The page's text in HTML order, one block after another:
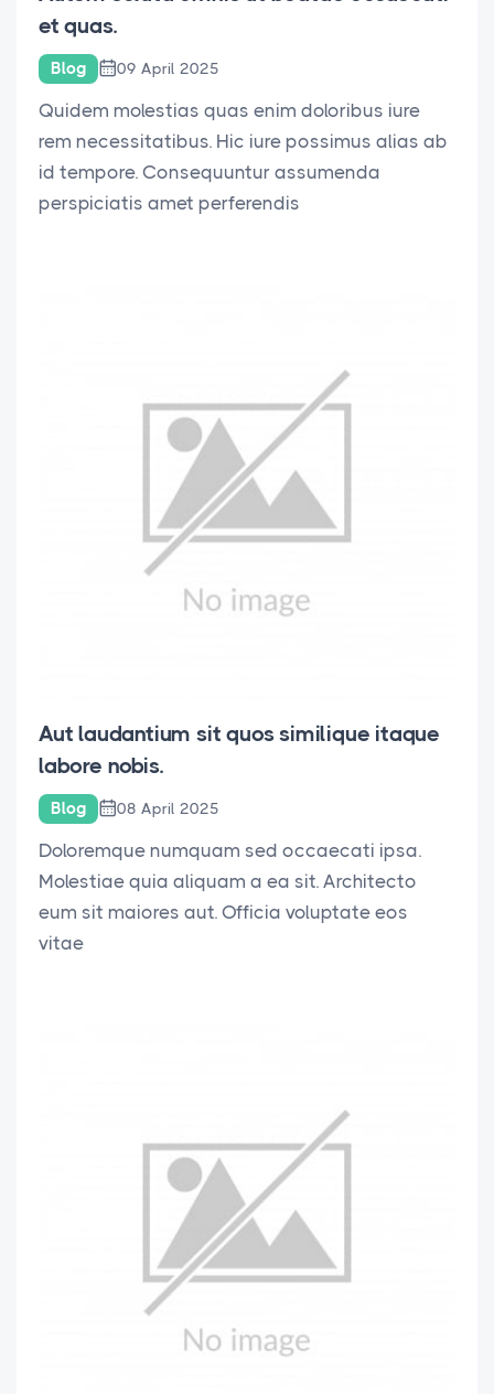
et quas.
Blog 09 April 2025
Quidem molestias quas enim doloribus iure
rem necessitatibus. Hic iure possimus alias ab
id tempore. Consequuntur assumenda
perspiciatis amet perferendis
Aut laudantium sit quos similique itaque
labore nobis.
Blog 08 April 2025
Doloremque numquam sed occaecati ipsa.
Molestiae quia aliquam a ea sit. Architecto
eum sit maiores aut. Officia voluptate eos
vitae